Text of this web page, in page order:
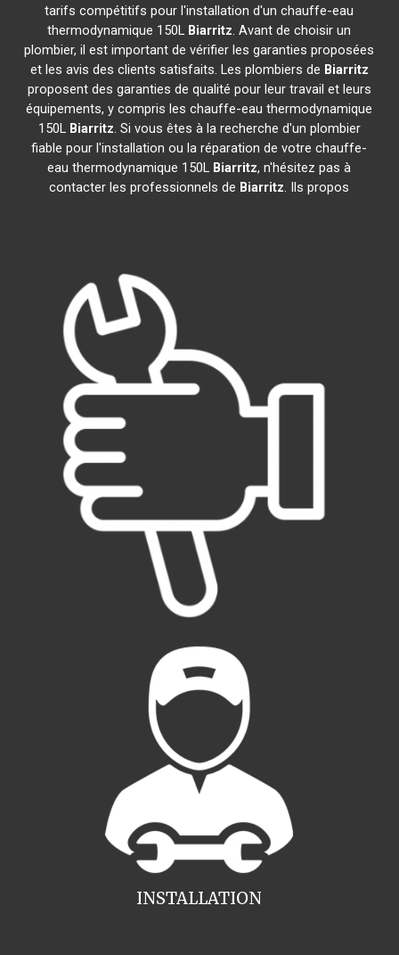
tarifs compétitifs pour l'installation d'un chauffe-eau
thermodynamique 150L Biarritz. Avant de choisir un
plombier, il est important de vérifier les garanties proposées
et les avis des clients satisfaits. Les plombiers de Biarritz
proposent des garanties de qualité pour leur travail et leurs
équipements, y compris les chauffe-eau thermodynamique
150L Biarritz. Si vous êtes à la recherche d'un plombier
fiable pour l'installation ou la réparation de votre chauffe-
eau thermodynamique 150L Biarritz, n'hésitez pas à
contacter les professionnels de Biarritz. Ils propos
INSTALLATION